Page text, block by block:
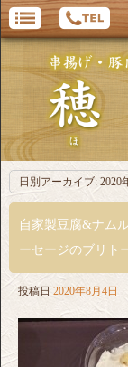
日別アーカイブ: 2020
自家製豆腐&ナム
ーセージのブリト
投稿日 2020年8月4日